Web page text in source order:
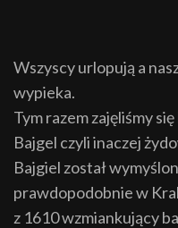
Wszyscy urlopują a
wypieka.
Tym razem zajęliśmy
Bajgel czyli inaczej
Bajgiel został
prawdopodobnie w
z 1610 wzmiankujący